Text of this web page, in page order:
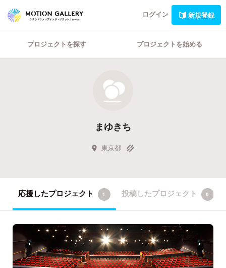
ログイン 新規登録
プロジェクトを探す プロジェクトを始める
まゆきち
東京都
応援したプロジェクト 1 投稿したプロジェクト 0